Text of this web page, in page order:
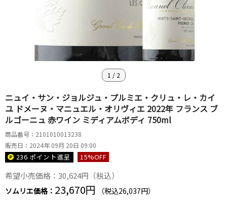
1 / 2
ニュイ・サン・ジョルジュ・プルミエ・クリュ・レ・カイ
ユ ドメーヌ・マニュエル・オリヴィエ 2022年 フランス ブ
ルゴーニュ 赤ワイン ミディアムボディ 750ml
商品番号：2101010013238
販売日：2024年 09月 20日 09:00
236 ポイント進呈 15%OFF
希望小売価格：30,624円（税込）
ソムリエ価格： 23,670円 （税込26,037円）